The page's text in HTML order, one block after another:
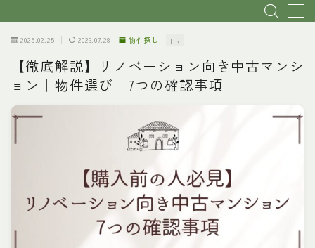
リノベ会社選び
2025.02.25 2026.07.28 物件探し PR
【徹底解説】リノベーション向き中古マンシ
ョン｜物件選び｜7つの確認事項